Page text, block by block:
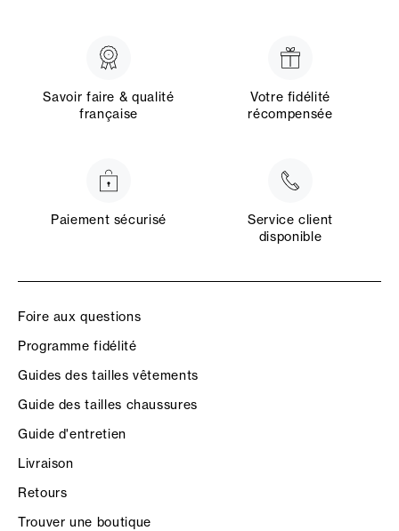
Savoir faire & qualité
française
Votre fidélité
récompensée
Paiement sécurisé
Service client
disponible
Foire aux questions
Programme fidélité
Guides des tailles vêtements
Guide des tailles chaussures
Guide d'entretien
Livraison
Retours
Trouver une boutique